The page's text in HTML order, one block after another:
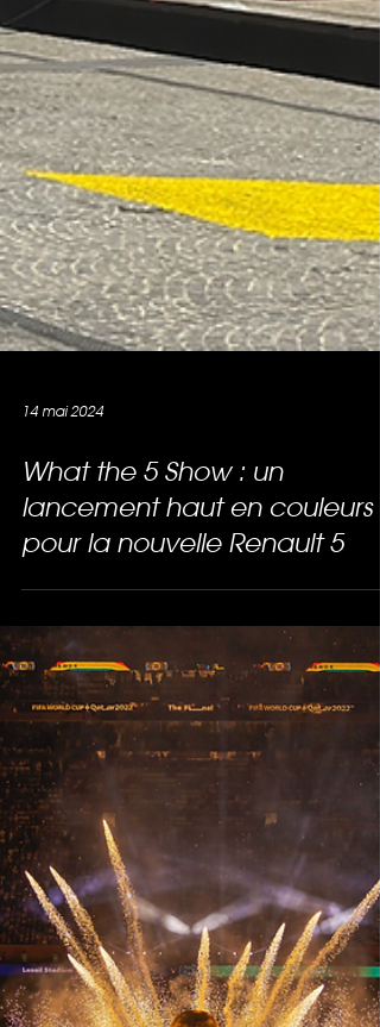
What the 5 Show : un
lancement haut en couleurs
pour la nouvelle Renault 5